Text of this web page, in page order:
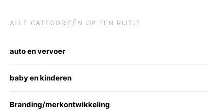
ALLE CATEGORIEËN OP EEN RIJTJE
auto en vervoer
baby en kinderen
Branding/merkontwikkeling